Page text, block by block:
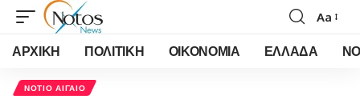
Font
Resizer
Aa
ΑΡΧΙΚΗ ΠΟΛΙΤΙΚΗ ΟΙΚΟΝΟΜΙΑ ΕΛΛΑΔΑ
ΝΟΤΙΟ ΑΙΓΑΙΟ